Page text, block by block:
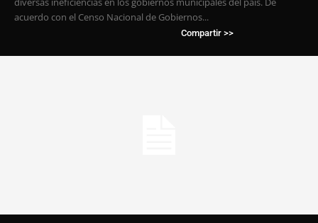
acuerdo con el Censo Nacional de Gobiernos...
Compartir >>